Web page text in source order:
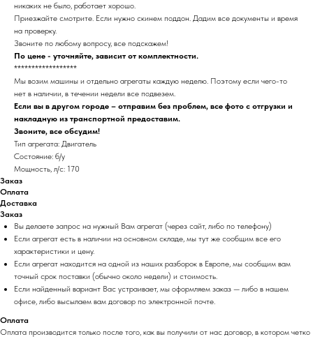
никаких не было, работает хорошо.
Приезжайте смотрите. Если нужно скинем поддон. Дадим все документы и время
на проверку.
Звоните по любому вопросу, все подскажем!
По цене - уточняйте, зависит от комплектности.
******************
Мы возим машины и отдельно агрегаты каждую неделю. Поэтому если чего-то
нет в наличии, в течении недели все подвезем.
Если вы в другом городе – отправим без проблем, все фото с отгрузки и
накладную из транспортной предоставим.
Звоните, все обсудим!
Тип агрегата: Двигатель
Состояние: б/у
Мощность, л/с: 170
Заказ
Оплата
Доставка
Заказ
Вы делаете запрос на нужный Вам агрегат (через сайт, либо по телефону)
Если агрегат есть в наличии на основном складе, мы тут же сообщим все его
характеристики и цену.
Если агрегат находится на одной из наших разборок в Европе, мы сообщим вам
точный срок поставки (обычно около недели) и стоимость.
Если найденный вариант Вас устраивает, мы оформляем заказ — либо в нашем
офисе, либо высылаем вам договор по электронной почте.
Оплата
Оплата производится только после того, как вы получили от нас договор, в котором четко